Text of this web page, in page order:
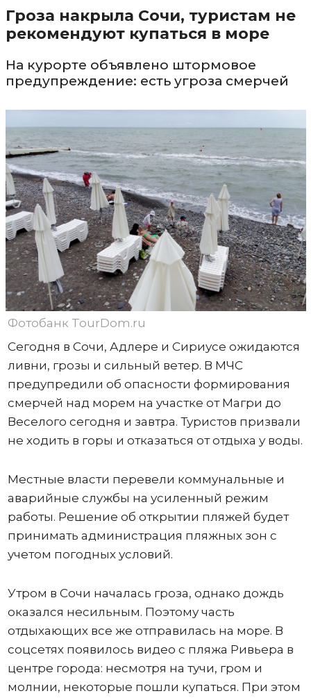
Гроза накрыла Сочи, туристам не
рекомендуют купаться в море
На курорте объявлено штормовое
предупреждение: есть угроза смерчей
Фотобанк TourDom.ru
Сегодня в Сочи, Адлере и Сириусе ожидаются
ливни, грозы и сильный ветер. В МЧС
предупредили об опасности формирования
смерчей над морем на участке от Магри до
Веселого сегодня и завтра. Туристов призвали
не ходить в горы и отказаться от отдыха у воды.
Местные власти перевели коммунальные и
аварийные службы на усиленный режим
работы. Решение об открытии пляжей будет
принимать администрация пляжных зон с
учетом погодных условий.
Утром в Сочи началась гроза, однако дождь
оказался несильным. Поэтому часть
отдыхающих все же отправилась на море. В
соцсетях появилось видео с пляжа Ривьера в
центре города: несмотря на тучи, гром и
молнии, некоторые пошли купаться. При этом